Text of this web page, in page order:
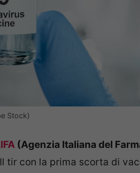
Stock)
(Agenzia Italiana del
tir con la prima scorta di